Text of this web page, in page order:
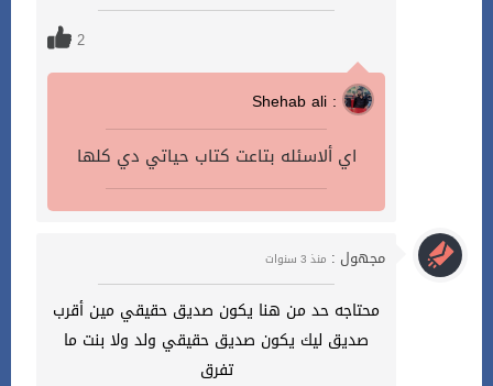
2
Shehab ali :
اي ألاسئله بتاعت كتاب حياتي دي كلها
مجهول : منذ 3 سنوات
محتاجه حد من هنا يكون صديق حقيقي مين أقرب
صديق ليك يكون صديق حقيقي ولد ولا بنت ما
تفرق